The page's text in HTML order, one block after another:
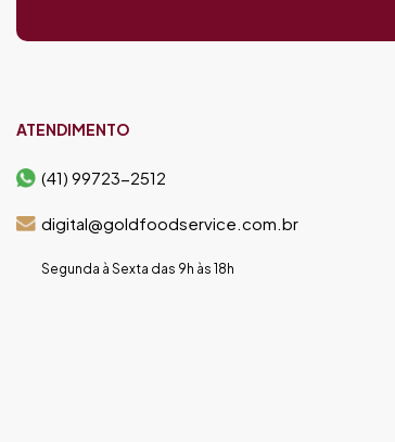
ATENDIMENTO
(41) 99723-2512
digital@goldfoodservice.com.br
Segunda à Sexta das 9h às 18h